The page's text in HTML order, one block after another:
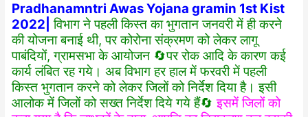
Pradhanamntri Awas Yojana gramin 1st Kist
2022| विभाग ने पहली किस्त का भुगतान जनवरी में ही करने
की योजना बनाई थी, पर कोरोना संक्रमण को लेकर लागू
पाबंदियों, ग्रामसभा के आयोजन 🔄पर रोक आदि के कारण कई
कार्य लंबित रह गये। अब विभाग हर हाल में फरवरी में पहली
किस्त भुगतान करने को लेकर जिलों को निर्देश दिया है। इसी
आलोक में जिलों को सख्त निर्देश दिये गये हैं🔄 इसमें जिलों को